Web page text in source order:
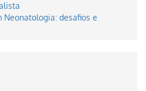
Neonatologia: desafios e